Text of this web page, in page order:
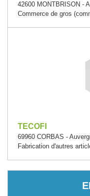
42600 MONTBRISON -
Commerce de gros
TECOFI
69960 CORBAS -
Fabrication d'autres